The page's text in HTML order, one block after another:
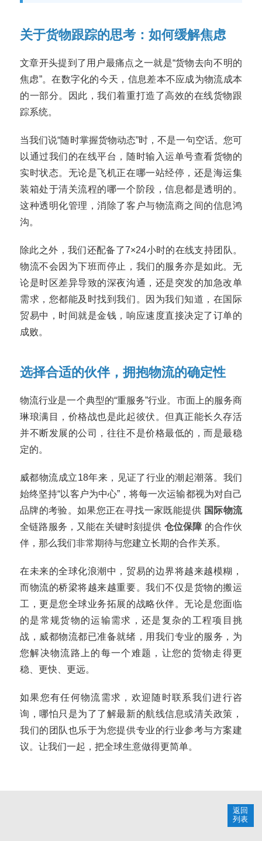
关于货物跟踪的思考：如何缓解焦虑
文章开头提到了用户最痛点之一就是“货物去向不明的
焦虑”。在数字化的今天，信息差本不应成为物流成本
的一部分。因此，我们着重打造了高效的在线货物跟
踪系统。
当我们说“随时掌握货物动态”时，不是一句空话。您可
以通过我们的在线平台，随时输入运单号查看货物的
实时状态。无论是飞机正在哪一站经停，还是海运集
装箱处于清关流程的哪一个阶段，信息都是透明的。
这种透明化管理，消除了客户与物流商之间的信息鸿
沟。
除此之外，我们还配备了7×24小时的在线支持团队。
物流不会因为下班而停止，我们的服务亦是如此。无
论是时区差异导致的深夜沟通，还是突发的加急改单
需求，您都能及时找到我们。因为我们知道，在国际
贸易中，时间就是金钱，响应速度直接决定了订单的
成败。
选择合适的伙伴，拥抱物流的确定性
物流行业是一个典型的“重服务”行业。市面上的服务商
琳琅满目，价格战也是此起彼伏。但真正能长久存活
并不断发展的公司，往往不是价格最低的，而是最稳
定的。
威都物流成立18年来，见证了行业的潮起潮落。我们
始终坚持“以客户为中心”，将每一次运输都视为对自己
品牌的考验。如果您正在寻找一家既能提供 国际物流
全链路服务，又能在关键时刻提供 仓位保障 的合作伙
伴，那么我们非常期待与您建立长期的合作关系。
在未来的全球化浪潮中，贸易的边界将越来越模糊，
而物流的桥梁将越来越重要。我们不仅是货物的搬运
工，更是您全球业务拓展的战略伙伴。无论是您面临
的是常规货物的运输需求，还是复杂的工程项目挑
战，威都物流都已准备就绪，用我们专业的服务，为
您解决物流路上的每一个难题，让您的货物走得更
稳、更快、更远。
如果您有任何物流需求，欢迎随时联系我们进行咨
询，哪怕只是为了了解最新的航线信息或清关政策，
我们的团队也乐于为您提供专业的行业参考与方案建
议。让我们一起，把全球生意做得更简单。
返回
列表